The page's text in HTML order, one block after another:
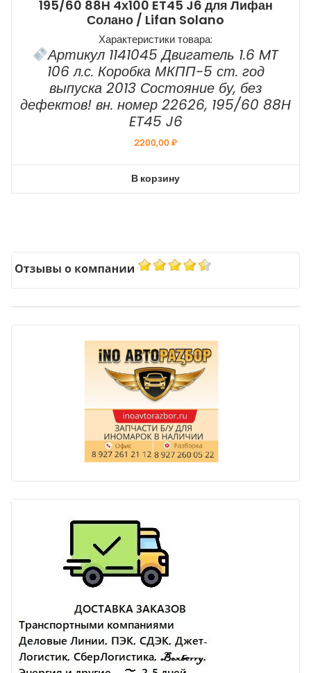
195/60 88H 4х100 ET45 J6 для Лифан
Солано / Lifan Solano
Характеристики товара:
Артикул 1141045 Двигатель 1.6 MT
106 л.с. Коробка МКПП-5 ст. год
выпуска 2013 Состояние бу, без
дефектов! вн. номер 22626, 195/60 88H
ET45 J6
2200,00₽
В корзину